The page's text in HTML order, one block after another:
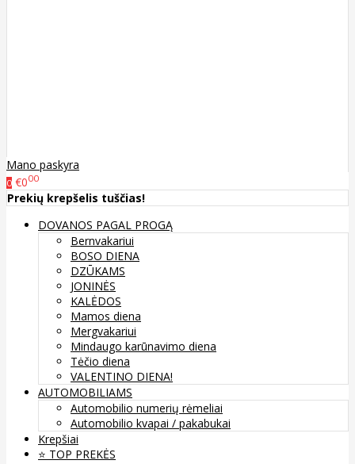
Mano paskyra
0 €000
Prekių krepšelis tuščias!
DOVANOS PAGAL PROGĄ
Bernvakariui
BOSO DIENA
DZŪKAMS
JONINĖS
KALĖDOS
Mamos diena
Mergvakariui
Mindaugo karūnavimo diena
Tėčio diena
VALENTINO DIENA!
AUTOMOBILIAMS
Automobilio numerių rėmeliai
Automobilio kvapai / pakabukai
Krepšiai
⭐️ TOP PREKĖS